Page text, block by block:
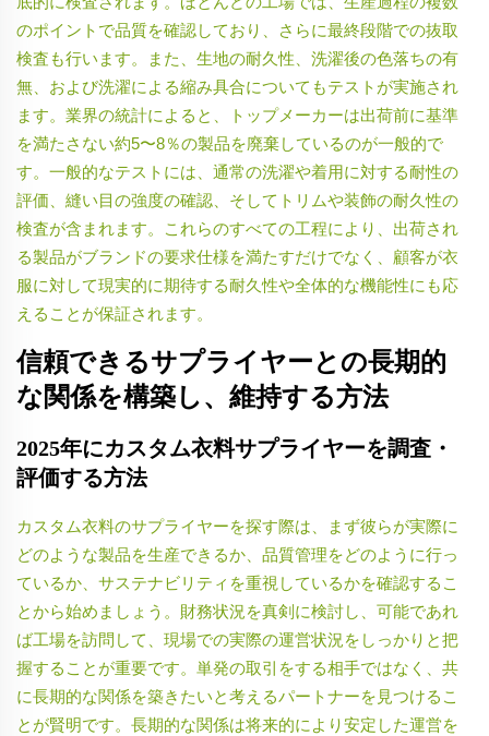
のポイントで品質を確認しており、さらに最終段階での抜取
検査も行います。また、生地の耐久性、洗濯後の色落ちの有
無、および洗濯による縮み具合についてもテストが実施され
ます。業界の統計によると、トップメーカーは出荷前に基準
を満たさない約5〜8％の製品を廃棄しているのが一般的で
す。一般的なテストには、通常の洗濯や着用に対する耐性の
評価、縫い目の強度の確認、そしてトリムや装飾の耐久性の
検査が含まれます。これらのすべての工程により、出荷され
る製品がブランドの要求仕様を満たすだけでなく、顧客が衣
服に対して現実的に期待する耐久性や全体的な機能性にも応
えることが保証されます。
信頼できるサプライヤーとの長期的
な関係を構築し、維持する方法
2025年にカスタム衣料サプライヤーを調査・
評価する方法
カスタム衣料のサプライヤーを探す際は、まず彼らが実際に
どのような製品を生産できるか、品質管理をどのように行っ
ているか、サステナビリティを重視しているかを確認するこ
とから始めましょう。財務状況を真剣に検討し、可能であれ
ば工場を訪問して、現場での実際の運営状況をしっかりと把
握することが重要です。単発の取引をする相手ではなく、共
に長期的な関係を築きたいと考えるパートナーを見つけるこ
とが賢明です。長期的な関係は将来的により安定した運営を